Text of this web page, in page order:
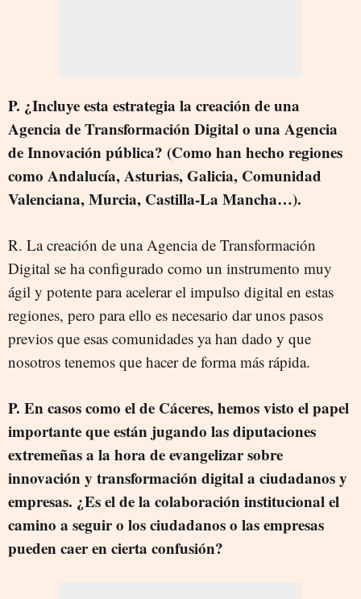
P. ¿Incluye esta estrategia la creación de una
Agencia de Transformación Digital o una Agencia
de Innovación pública? (Como han hecho regiones
como Andalucía, Asturias, Galicia, Comunidad
Valenciana, Murcia, Castilla-La Mancha…).
R. La creación de una Agencia de Transformación
Digital se ha configurado como un instrumento muy
ágil y potente para acelerar el impulso digital en estas
regiones, pero para ello es necesario dar unos pasos
previos que esas comunidades ya han dado y que
nosotros tenemos que hacer de forma más rápida.
P. En casos como el de Cáceres, hemos visto el papel
importante que están jugando las diputaciones
extremeñas a la hora de evangelizar sobre
innovación y transformación digital a ciudadanos y
empresas. ¿Es el de la colaboración institucional el
camino a seguir o los ciudadanos o las empresas
pueden caer en cierta confusión?